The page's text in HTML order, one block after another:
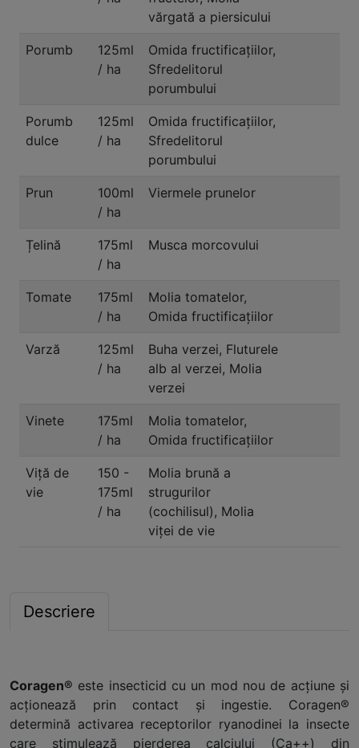
vărgată a piersicului
Porumb
125ml
/ ha
Omida fructificaţiilor,
Sfredelitorul
porumbului
Porumb
dulce
125ml
/ ha
Omida fructificaţiilor,
Sfredelitorul
porumbului
Prun
100ml
/ ha
Viermele prunelor
Țelină
175ml
/ ha
Musca morcovului
Tomate
175ml
/ ha
Molia tomatelor,
Omida fructificaţiilor
Varză
125ml
/ ha
Buha verzei, Fluturele
alb al verzei, Molia
verzei
Vinete
175ml
/ ha
Molia tomatelor,
Omida fructificaţiilor
Viță de
vie
150 -
175ml
/ ha
Molia brună a
strugurilor
(cochilisul), Molia
viței de vie
Descriere
Coragen® este insecticid cu un mod nou de acţiune şi
acţionează prin contact şi ingestie. Coragen®
determină activarea receptorilor ryanodinei la insecte
care stimulează pierderea calciului (Ca++) din